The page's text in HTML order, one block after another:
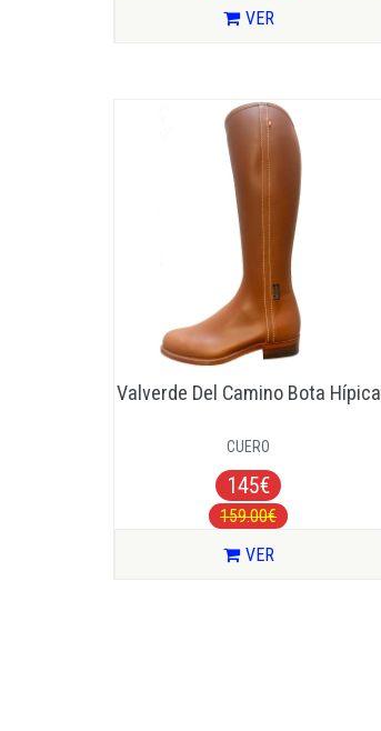
VER
Valverde Del Camino Bota Hípica
CUERO
145€
159.00€
VER